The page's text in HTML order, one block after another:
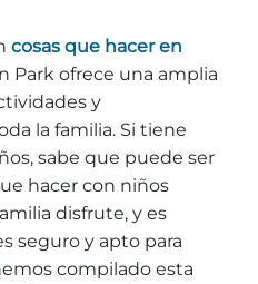
cosas que hacer en
Park ofrece una amplia
y
la familia. Si tiene
sabe que puede ser
hacer con niños
disfrute, y es
seguro y apto para
compilado esta